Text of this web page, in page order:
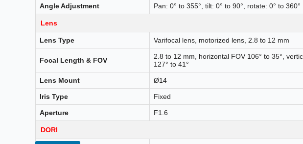
Angle Adjustment Pan: 0° to 355°, tilt: 0° to 90°, rotate: 0° to 360°
Lens
Lens Type Varifocal lens, motorized lens, 2.8 to 12 mm
Focal Length & FOV
2.8 to 12 mm, horizontal FOV 106° to 35°,
127° to 41°
Lens Mount Ø14
Iris Type Fixed
Aperture F1.6
DORI